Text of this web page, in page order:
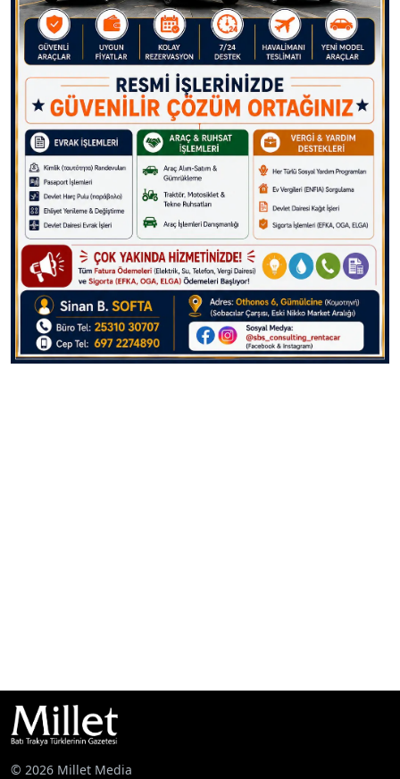
© 2026 Millet Media